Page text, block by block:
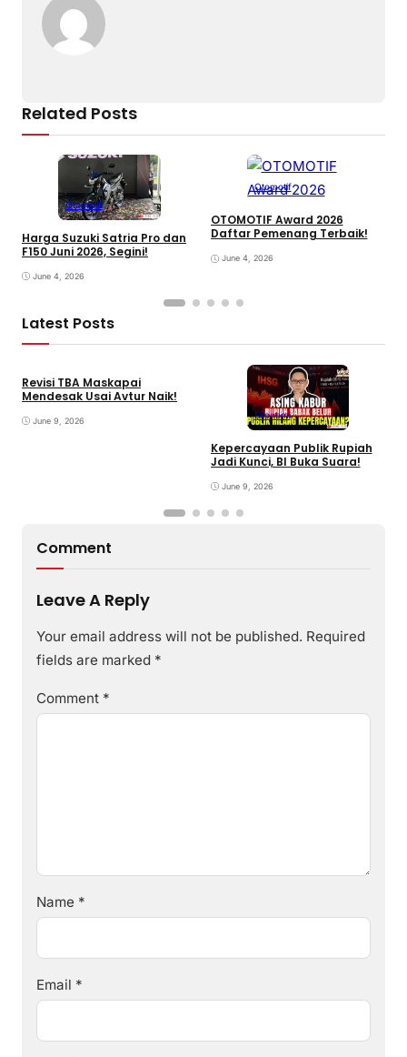
Related Posts
Otomotif
Harga Suzuki Satria Pro dan
F150 Juni 2026, Segini!
June 4, 2026
Otomotif
OTOMOTIF Award 2026
Daftar Pemenang Terbaik!
June 4, 2026
Latest Posts
Revisi TBA Maskapai
Mendesak Usai Avtur Naik!
June 9, 2026
Ekonomi
Kepercayaan Publik Rupiah
Jadi Kunci, BI Buka Suara!
June 9, 2026
Comment
Leave A Reply
Your email address will not be published. Required
fields are marked *
Comment *
Name *
Email *